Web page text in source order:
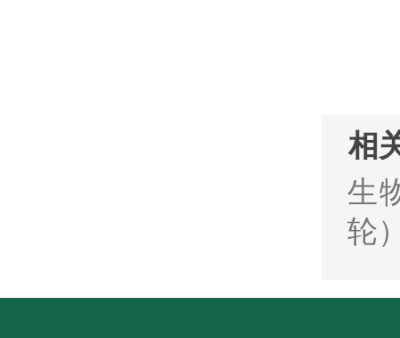
相
生
轮